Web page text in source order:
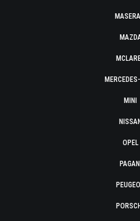
MINI
NISSAN
OPEL
PAGANI